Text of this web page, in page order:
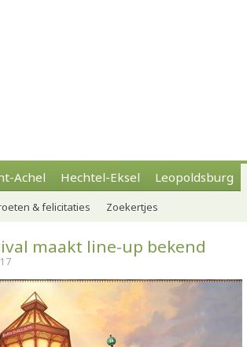
Achel Hechtel-Eksel Leopoldsburg
& felicitaties Zoekertjes
maakt line-up bekend